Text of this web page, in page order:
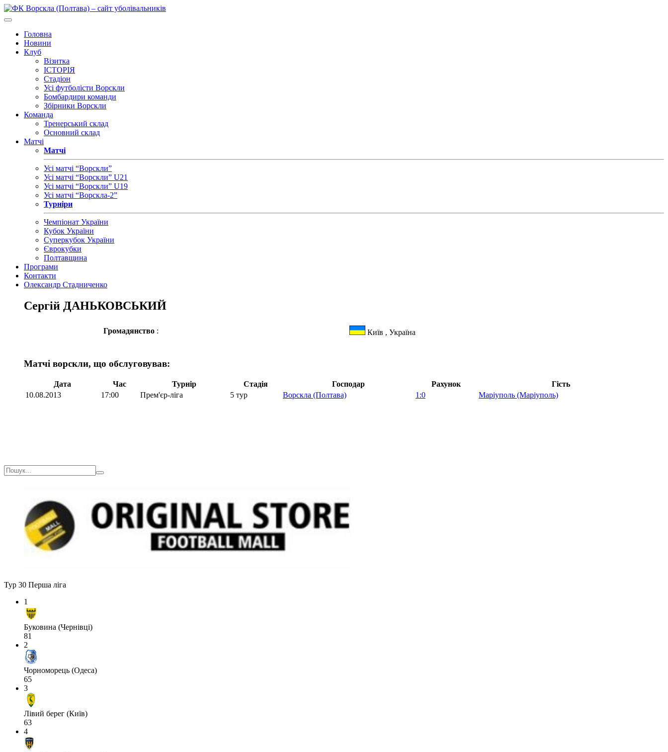
Головна
Новини
Клуб
Візитка
ІСТОРІЯ
Стадіон
Усі футболісти Ворскли
Бомбардири команди
Збірники Ворскли
Команда
Тренерський склад
Основний склад
Матчі
Матчі
Усі матчі “Ворскли”
Усі матчі “Ворскли” U21
Усі матчі “Ворскли” U19
Усі матчі “Ворскла-2”
Турніри
Чемпіонат України
Кубок України
Суперкубок України
Єврокубки
Полтавщина
Програми
Контакти
Олександр Стадниченко
Сергій ДАНЬКОВСЬКИЙ
Громадянство : Київ , Україна
Матчі ворскли, що обслуговував:
Дата Час Турнір Стадія Господар Рахунок
Гість
10.08.2013
17:00 Прем'єр-ліга 5 тур Ворскла (Полтава) 1:0 Маріуполь (Маріуполь)
Тур 30 Перша ліга
1
Буковина (Чернівці)
81
2
Чорноморець (Одеса)
65
3
Лівий берег (Київ)
63
4